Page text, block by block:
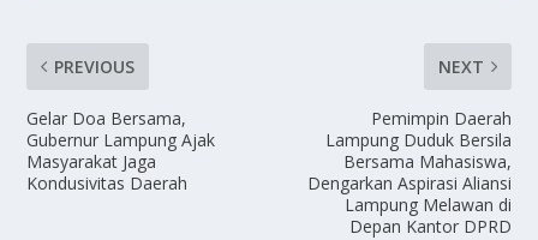
PREVIOUS
Gelar Doa Bersama,
Gubernur Lampung Ajak
Masyarakat Jaga
Kondusivitas Daerah
NEXT
‎Pemimpin Daerah
Lampung Duduk Bersila
Bersama Mahasiswa,
Dengarkan Aspirasi Aliansi
Lampung Melawan di
Depan Kantor DPRD